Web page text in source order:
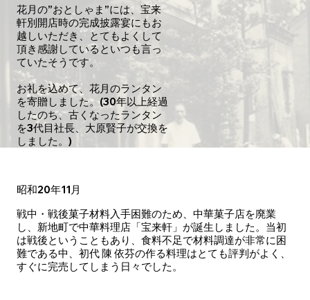
花月の”おとしゃま”には、宝来
軒別開店時の完成披露宴にもお
越しいただき、とてもよくして
頂き感謝しているといつも言っ
ていたそうです。
お礼を込めて、花月のランタン
を寄贈しました。(30年以上経過
したのち、古くなったランタン
を3代目社長、大原賢子が交換を
しました。)
昭和20年11月
戦中・戦後菓子材料入手困難のため、中華菓子店を廃業
し、新地町で中華料理店「宝来軒」が誕生しました。当初
は戦後ということもあり、食料不足で材料調達が非常に困
難である中、初代 陳 依芬の作る料理はとても評判がよく、
すぐに完売してしまう日々でした。